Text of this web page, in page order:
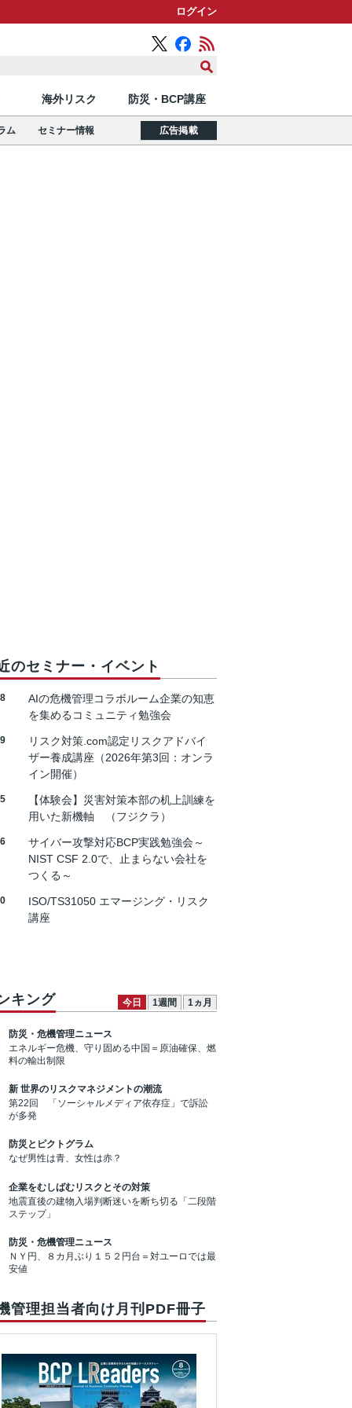
ログイン
海外リスク 防災・BCP講座
ム セミナー情報 広告掲載
のセミナー・イベント
AIの危機管理コラボルーム企業の知恵
を集めるコミュニティ勉強会
リスク対策.com認定リスクアドバイ
ザー養成講座（2026年第3回：オンラ
イン開催）
【体験会】災害対策本部の机上訓練を
用いた新機軸 （フジクラ）
サイバー攻撃対応BCP実践勉強会～
NIST CSF 2.0で、止まらない会社を
つくる～
ISO/TS31050 エマージング・リスク
講座
キング 今日 1週間 1ヵ月
防災・危機管理ニュース
エネルギー危機、守り固める中国＝原油確保、燃
料の輸出制限
新 世界のリスクマネジメントの潮流
第22回 「ソーシャルメディア依存症」で訴訟
が多発
防災とピクトグラム
なぜ男性は青、女性は赤？
企業をむしばむリスクとその対策
地震直後の建物入場判断迷いを断ち切る「二段階
ステップ」
防災・危機管理ニュース
ＮＹ円、８カ月ぶり１５２円台＝対ユーロでは最
安値
管理担当者向け月刊PDF冊子